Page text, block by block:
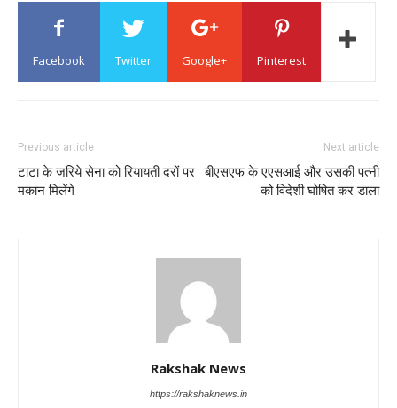
Facebook Twitter Google+ Pinterest
Previous article
टाटा के जरिये सेना को रियायती दरों पर
मकान मिलेंगे
Next article
बीएसएफ के एएसआई और उसकी पत्नी
को विदेशी घोषित कर डाला
Rakshak News
https://rakshaknews.in